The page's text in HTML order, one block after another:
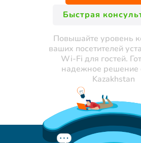
Быстрая
Повышайте уровень
ваших посетителей
Wi-Fi для гостей.
надежное решение
Kazakhstan